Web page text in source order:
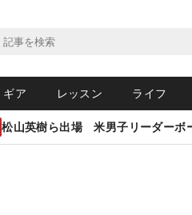
ギア レッスン ライフ
松山英樹ら出場 米男子リーダーボ